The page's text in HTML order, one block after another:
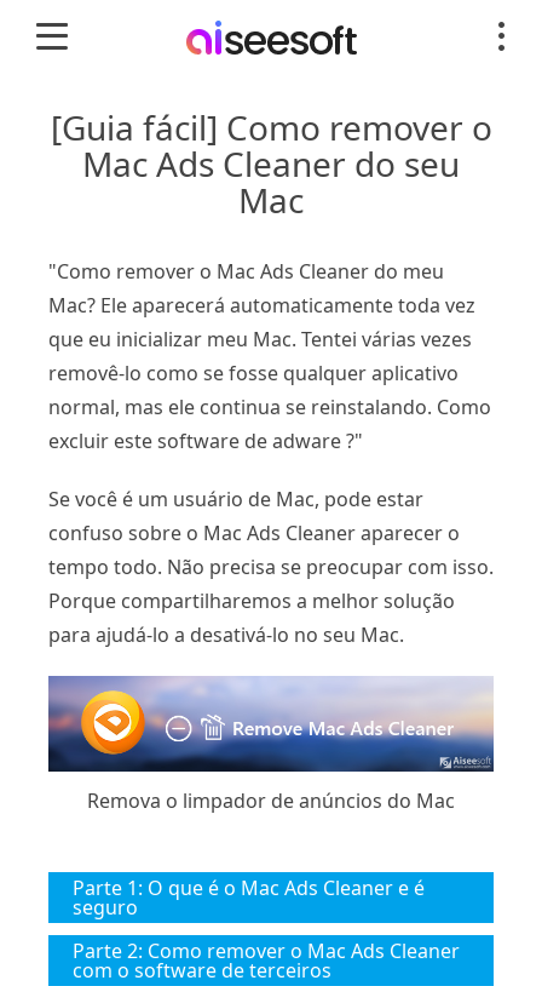
[Guia fácil] Como remover o
Mac Ads Cleaner do seu
Mac
"Como remover o Mac Ads Cleaner do meu
Mac? Ele aparecerá automaticamente toda vez
que eu inicializar meu Mac. Tentei várias vezes
removê-lo como se fosse qualquer aplicativo
normal, mas ele continua se reinstalando. Como
excluir este software de adware ?"
Se você é um usuário de Mac, pode estar
confuso sobre o Mac Ads Cleaner aparecer o
tempo todo. Não precisa se preocupar com isso.
Porque compartilharemos a melhor solução
para ajudá-lo a desativá-lo no seu Mac.
Remova o limpador de anúncios do Mac
Parte 1: O que é o Mac Ads Cleaner e é
seguro
Parte 2: Como remover o Mac Ads Cleaner
com o software de terceiros